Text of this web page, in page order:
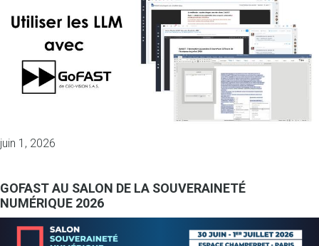
juin 1, 2026
GOFAST AU SALON DE LA SOUVERAINETÉ
NUMÉRIQUE 2026